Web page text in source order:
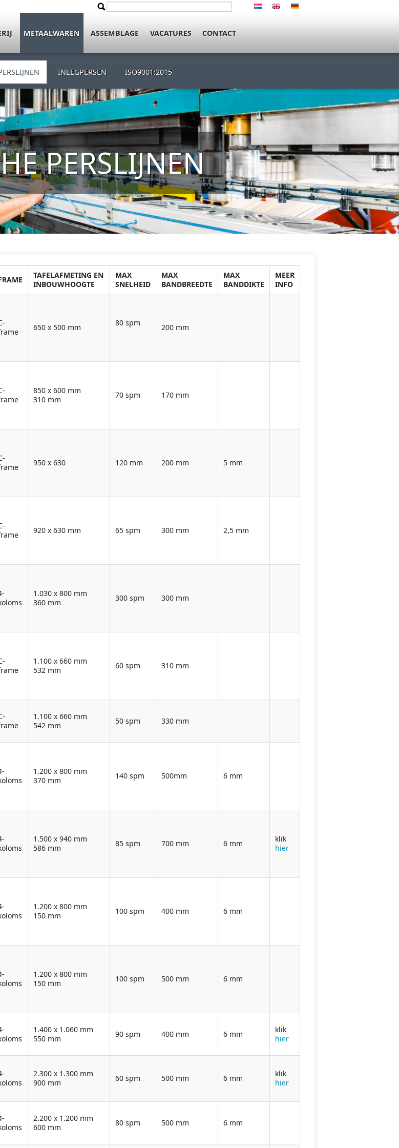
Zoekveld
METAALWAREN ASSEMBLAGE VACATURES CONTACT
INLEGPERSEN ISO9001:2015
PERSLIJNEN
TAFELAFMETING EN
INBOUWHOOGTE
MAX
SNELHEID
MAX
BANDBREEDTE
MAX
BANDDIKTE
MEER
INFO
650 x 500 mm 80 spm 200 mm
850 x 600 mm
310 mm
70 spm 170 mm
950 x 630 120 mm 200 mm 5 mm
920 x 630 mm 65 spm 300 mm 2,5 mm
1.030 x 800 mm
360 mm
300 spm 300 mm
1.100 x 660 mm
532 mm
60 spm 310 mm
1.100 x 660 mm
542 mm
50 spm 330 mm
1.200 x 800 mm
370 mm
140 spm 500mm 6 mm
1.500 x 940 mm
586 mm
85 spm 700 mm 6 mm
klik
hier
1.200 x 800 mm
150 mm
100 spm 400 mm 6 mm
1.200 x 800 mm
150 mm
100 spm 500 mm 6 mm
1.400 x 1.060 mm
550 mm
90 spm 400 mm 6 mm
klik
hier
2.300 x 1.300 mm
900 mm
60 spm 500 mm 6 mm
klik
hier
2.200 x 1.200 mm
600 mm
80 spm 500 mm 6 mm